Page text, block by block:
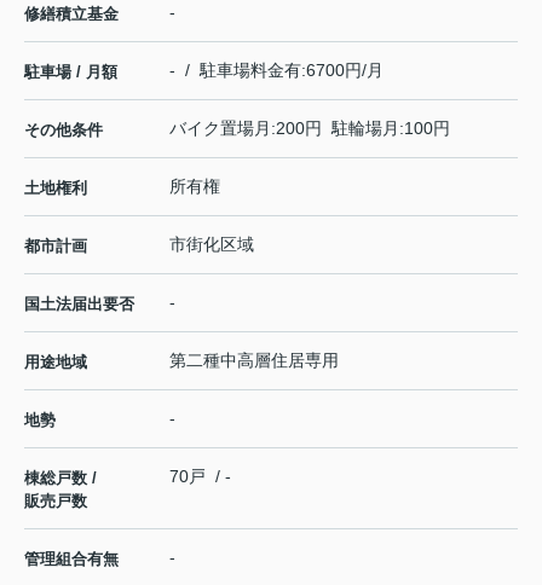
修繕積立基金 -
駐車場 / 月額 - / 駐車場料金有:6700円/月
その他条件 バイク置場月:200円 駐輪場月:100円
土地権利 所有権
都市計画 市街化区域
国土法届出要否 -
用途地域 第二種中高層住居専用
地勢 -
棟総戸数 /
販売戸数
70戸 / -
管理組合有無 -